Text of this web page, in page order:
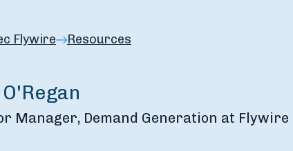
Flywire Resources
Manager, Demand Generation at Flywire